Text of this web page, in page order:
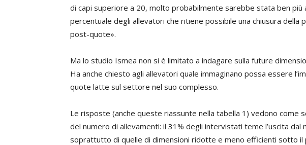
di capi superiore a 20, molto probabilmente sarebbe stata ben più
percentuale degli allevatori che ritiene possibile una chiusura della
post-quote».
Ma lo studio Ismea non si è limitato a indagare sulla future
Ha anche chiesto agli allevatori quale immaginano possa essere
quote latte sul settore nel suo complesso.
Le risposte (anche queste riassunte nella tabella 1) vedono come
del numero di allevamenti: il 31% degli intervistati teme l’uscita dal
soprattutto di quelle di dimensioni ridotte e meno efficienti sotto il